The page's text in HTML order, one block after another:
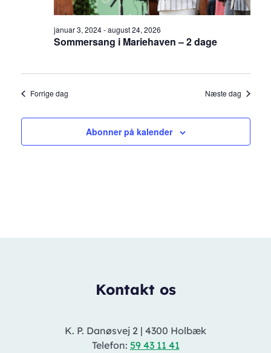
Sommersang i Mariehaven – 2 dage
januar 3, 2024-august 24, 2026
Forrige dag Næste dag
Abonner på kalender
Kontakt os
K. P. Danøsvej 2 | 4300 Holbæk
Telefon: 59 43 11 41